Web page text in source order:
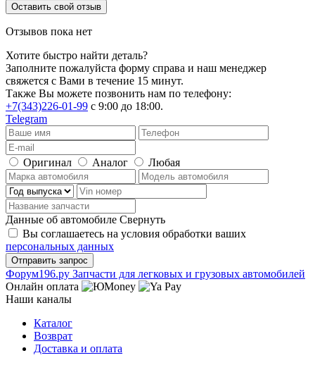
Оставить свой отзыв
Отзывов пока нет
Хотите быстро найти деталь?
Заполните пожалуйста форму справа и наш менеджер
свяжется с Вами в течение 15 минут.
Также Вы можете позвонить нам по телефону:
+7(343)226-01-99 с 9:00 до 18:00.
Telegram
Оригинал Аналог Любая
Данные об автомобиле Свернуть
Вы соглашаетесь на условия обработки ваших
персональных данных
Фoрум196.ру Запчасти для легковых и грузовых автомобилей
Онлайн оплата
Наши каналы
Каталог
Возврат
Доставка и оплата